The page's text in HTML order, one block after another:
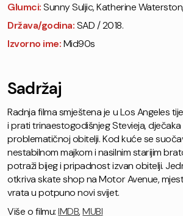
Glumci:Sunny Suljic, Katherine
Država/godina:SAD / 2018.
Izvorno ime:Mid90s
Sadržaj
Radnja filma smještena je u Los Angeles
i prati trinaestogodišnjeg Stevieja,
problematičnoj obitelji. Kod kuće se
nestabilnom majkom i nasilnim starijim
potraži bijeg i pripadnost izvan obitelji.
otkriva skate shop na Motor Avenue,
vrata u potpuno novi svijet.
Više o filmu:IMDB,MUBI